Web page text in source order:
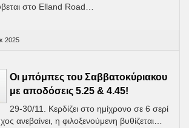
στο Elland Road…
2025
Οι μπόμπες του Σαββατοκύριακου
με αποδόσεις 5.25 & 4.45!
29-30/11. Κερδίζει στο ημίχρονο σε 6 σερί
ανεβαίνει, η φιλοξενούμενη βυθίζεται…